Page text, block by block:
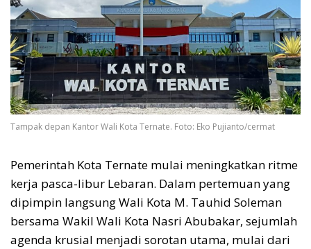
Tampak depan Kantor Wali Kota Ternate. Foto: Eko Pujianto/cermat
Pemerintah Kota Ternate mulai meningkatkan ritme
kerja pasca-libur Lebaran. Dalam pertemuan yang
dipimpin langsung Wali Kota M. Tauhid Soleman
bersama Wakil Wali Kota Nasri Abubakar, sejumlah
agenda krusial menjadi sorotan utama, mulai dari